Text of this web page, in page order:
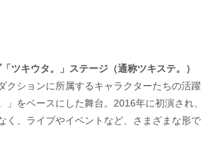
ツキウタ。」ステージ（通称ツキステ。）
クションに所属するキャラクターたちの活躍
」をベースにした舞台。2016年に初演され、
く、ライブやイベントなど、さまざまな形で